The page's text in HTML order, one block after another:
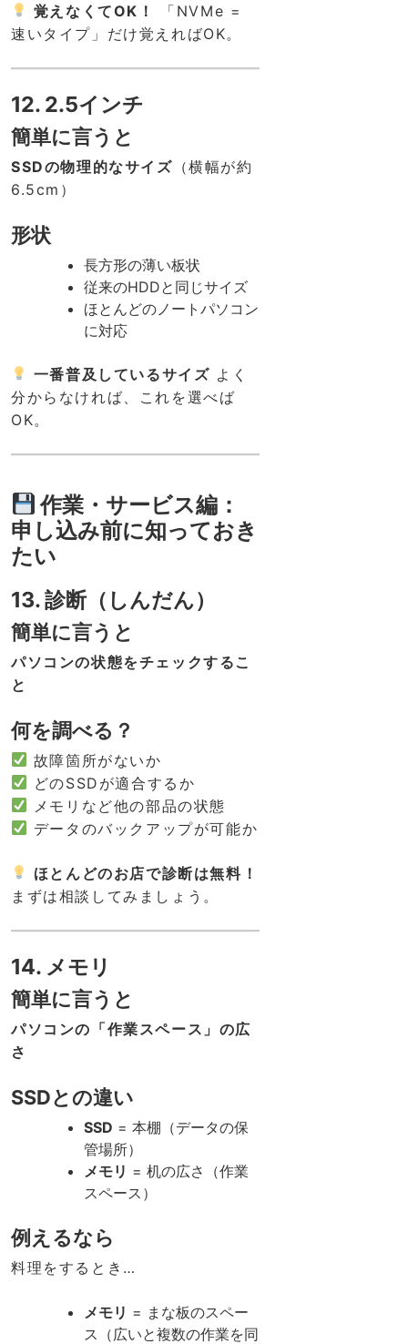
覚えなくてOK！
「NVMe =
速いタイプ」だけ覚えればOK。
12. 2.5インチ
簡単に言うと
SSDの物理的なサイズ （横幅が約
6.5cm）
形状
長方形の薄い板状
従来のHDDと同じサイズ
ほとんどのノートパソコン
に対応
一番普及しているサイズ よく
分からなければ、これを選べば
OK。
作業・サービス編：
申し込み前に知っておき
たい
13. 診断（しんだん）
簡単に言うと
パソコンの状態をチェックするこ
と
何を調べる？
故障箇所がないか
どのSSDが適合するか
メモリなど他の部品の状態
データのバックアップが可能か
ほとんどのお店で診断は無料！
まずは相談してみましょう。
14. メモリ
簡単に言うと
パソコンの「作業スペース」の広
さ
SSDとの違い
SSD = 本棚（データの保
管場所）
メモリ = 机の広さ（作業
スペース）
例えるなら
料理をするとき…
メモリ = まな板のスペー
ス（広いと複数の作業を同